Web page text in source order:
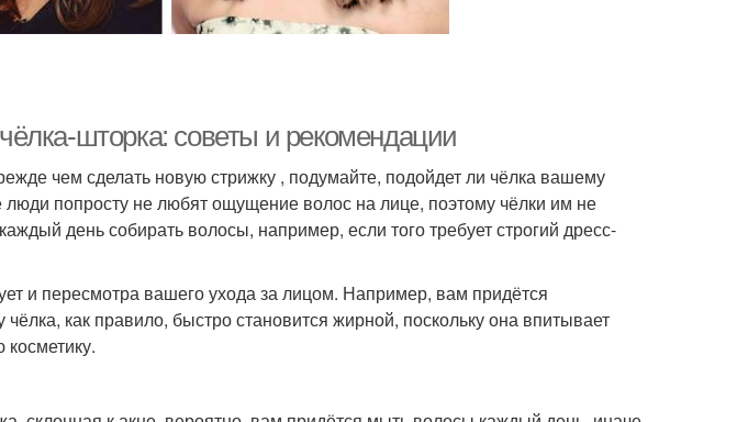
шторка: советы и рекомендации
чем сделать новую стрижку , подумайте, подойдет ли чёлка вашему
попросту не любят ощущение волос на лице, поэтому чёлки им не
день собирать волосы, например, если того требует строгий дресс-
и пересмотра вашего ухода за лицом. Например, вам придётся
как правило, быстро становится жирной, поскольку она впитывает